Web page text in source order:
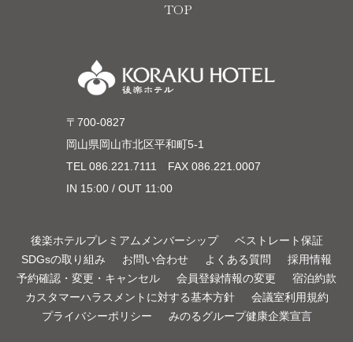
TOP
〒700-0827
岡山県岡山市北区平和町5-1
TEL086.221.7111 FAX 086.221.0007
IN 15:00 / OUT 11:00
後楽ホテルプレミアムメンバーシップ
ベストレート保証
SDGsの取り組み
お問い合わせ よくある質問
採用情報
予約確認・変更・キャンセル
会員登録情報の変更
宿泊約款
カスタマーハラスメントに対する基本方針
会議室利用規約
プライバシーポリシー
みのるグループ健康企業宣言